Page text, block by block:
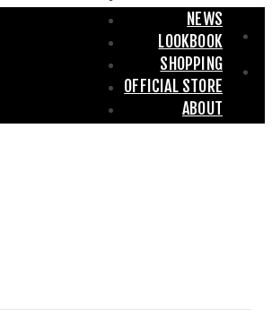
NEWS
LOOKBOOK
SHOPPING
OFFICIAL STORE
ABOUT